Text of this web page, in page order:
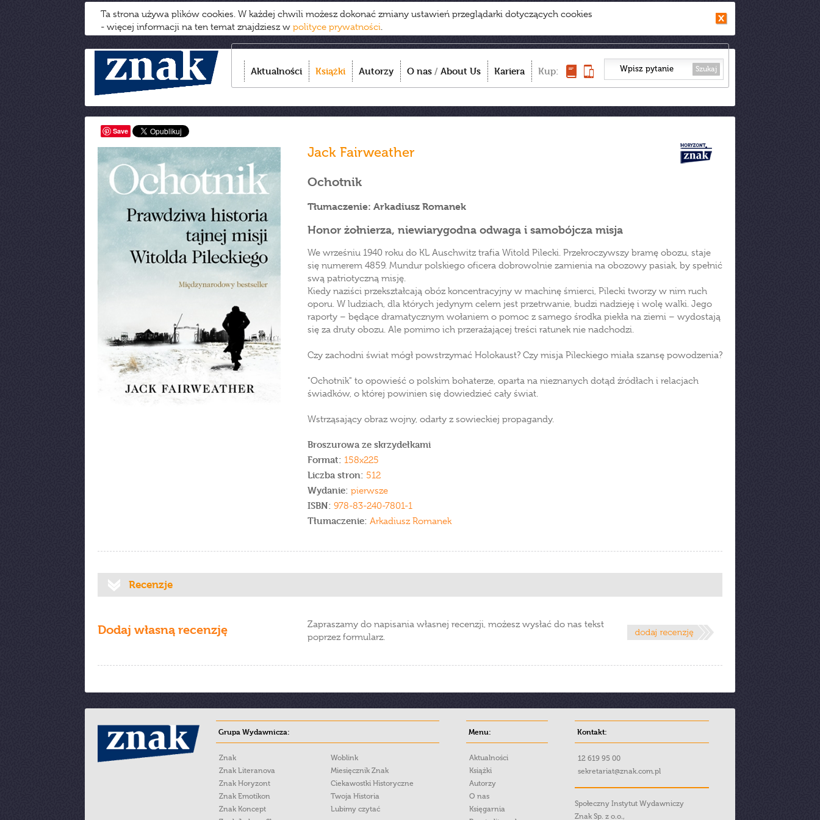
Ta strona używa plików cookies. W każdej chwili możesz dokonać zmiany ustawień przeglądarki dotyczących cookies
- więcej informacji na ten temat znajdziesz w polityce prywatności.
Aktualności Książki Autorzy O nas / About Us Kariera Kup: Szukaj
Save
Jack Fairweather
Ochotnik
Tłumaczenie: Arkadiusz Romanek
Honor żołnierza, niewiarygodna odwaga i samobójcza misja
We wrześniu 1940 roku do KL Auschwitz trafia Witold Pilecki. Przekroczywszy bramę obozu, staje
się numerem 4859. Mundur polskiego oficera dobrowolnie zamienia na obozowy pasiak, by spełnić
swą patriotyczną misję.
Kiedy naziści przekształcają obóz koncentracyjny w machinę śmierci, Pilecki tworzy w nim ruch
oporu. W ludziach, dla których jedynym celem jest przetrwanie, budzi nadzieję i wolę walki. Jego
raporty – będące dramatycznym wołaniem o pomoc z samego środka piekła na ziemi – wydostają
się za druty obozu. Ale pomimo ich przerażającej treści ratunek nie nadchodzi.
Czy zachodni świat mógł powstrzymać Holokaust? Czy misja Pileckiego miała szansę powodzenia?
"Ochotnik" to opowieść o polskim bohaterze, oparta na nieznanych dotąd źródłach i relacjach
świadków, o której powinien się dowiedzieć cały świat.
Wstrząsający obraz wojny, odarty z sowieckiej propagandy.
Broszurowa ze skrzydełkami
Format: 158x225
Liczba stron: 512
Wydanie: pierwsze
ISBN: 978-83-240-7801-1
Tłumaczenie: Arkadiusz Romanek
Recenzje
Dodaj własną recenzję
Zapraszamy do napisania własnej recenzji, możesz wysłać do nas tekst
poprzez formularz.
Grupa Wydawnicza:
Znak
Znak Literanova
Znak Horyzont
Znak Emotikon
Znak Koncept
Woblink
Miesięcznik Znak
Ciekawostki Historyczne
Twoja Historia
Lubimy czytać
Menu:
Aktualności
Książki
Autorzy
O nas
Księgarnia
Kontakt:
12 619 95 00
sekretariat@znak.com.pl
Społeczny Instytut Wydawniczy
Znak Sp. z o.o.,